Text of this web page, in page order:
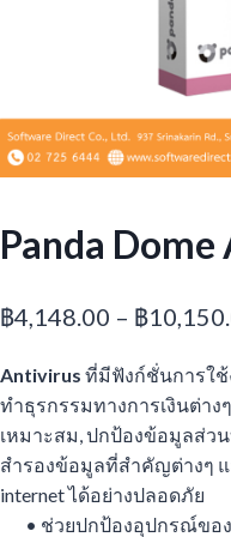
Panda Dome
฿4,148.00 – ฿
Antivirus ที่มีฟังก์ชั่นการใช้
ทำธุรกรรมทางการเงินต่า
เหมาะสม, ปกป้องข้อมูลส่ว
สำรองข้อมูลที่สำคัญต่างๆ แ
internet ได้อย่างปลอดภัย
• ช่วยปกป้องอุปกรณ์ขอ